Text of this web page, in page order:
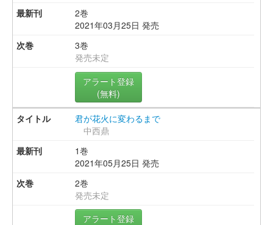
2巻
2021年03月25日 発売
3巻
発売未定
アラート登録
(無料)
君が花火に変わるまで
中西鼎
1巻
2021年05月25日 発売
2巻
発売未定
アラート登録